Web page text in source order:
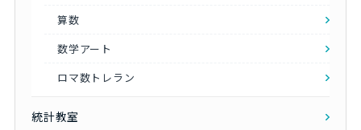
算数
数学アート
ロマ数トレラン
統計教室